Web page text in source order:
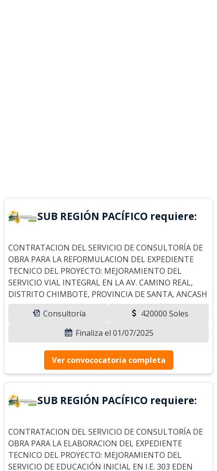
SUB REGIÓN PACÍFICO requiere:
CONTRATACION DEL SERVICIO DE CONSULTORÍA DE
OBRA PARA LA REFORMULACION DEL EXPEDIENTE
TECNICO DEL PROYECTO: MEJORAMIENTO DEL
SERVICIO VIAL INTEGRAL EN LA AV. CAMINO REAL,
DISTRITO CHIMBOTE, PROVINCIA DE SANTA, ANCASH
Consultoría
420000 Soles
Finaliza el 01/07/2025
Ver convococatoria completa
SUB REGIÓN PACÍFICO requiere:
CONTRATACION DEL SERVICIO DE CONSULTORÍA DE
OBRA PARA LA ELABORACION DEL EXPEDIENTE
TECNICO DEL PROYECTO: MEJORAMIENTO DEL
SERVICIO DE EDUCACIÓN INICIAL EN I.E. 303 EDEN